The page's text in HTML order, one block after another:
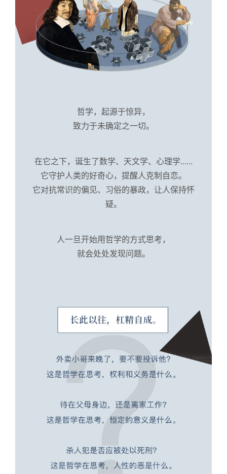
哲学，起源于惊异，
致力于未确定之一切。
在它之下，诞生了数学、天文学、心理学......
它守护人类的好奇心，提醒人克制自恋。
它对抗常识的偏见、习俗的暴政，让人保持怀
疑。
人一旦开始用哲学的方式思考，
就会处处发现问题。